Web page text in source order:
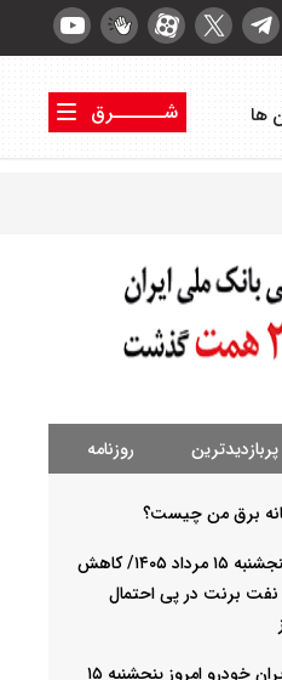
ها
شــــــرق
پربازدیدترین روزنامه
برق من چیست؟
قیمت نفت امروز پنجشنبه ۱۵ مرداد ۱۴۰۵/ کاهش
نفت برنت در پی احتمال
قیمت خودرو‌های ایران خودرو امروز پنجشنبه ۱۵